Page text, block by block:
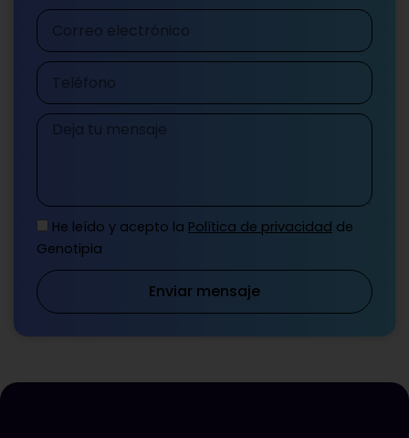
Correo
electrónico
Teléfono
Mensaje
He leído y acepto la Política de privacidad de
Genotipia
Enviar mensaje